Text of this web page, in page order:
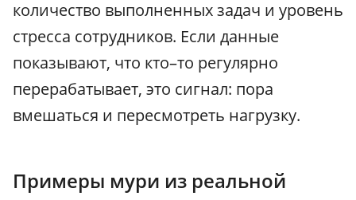
количество выполненных задач и уровень
стресса сотрудников. Если данные
показывают, что кто–то регулярно
перерабатывает, это сигнал: пора
вмешаться и пересмотреть нагрузку.
Примеры мури из реальной